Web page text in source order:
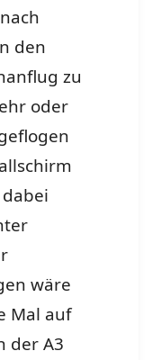
den
zu
oder
wäre
Mal auf
der A3